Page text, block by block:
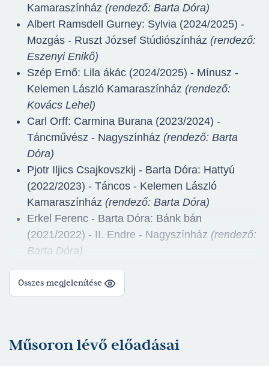
Kamaraszínház (rendező: Barta Dóra)
Albert Ramsdell Gurney: Sylvia (2024/2025) -
Mozgás - Ruszt József Stúdiószínház (rendező:
Eszenyi Enikő)
Szép Ernő: Lila ákác (2024/2025) - Mínusz -
Kelemen László Kamaraszínház (rendező:
Kovács Lehel)
Carl Orff: Carmina Burana (2023/2024) -
Táncművész - Nagyszínház (rendező: Barta
Dóra)
Pjotr Iljics Csajkovszkij - Barta Dóra: Hattyú
(2022/2023) - Táncos - Kelemen László
Kamaraszínház (rendező: Barta Dóra)
Erkel Ferenc - Barta Dóra: Bánk bán
(2021/2022) - II. Endre - Nagyszínház (rendező:
Barta Dóra)
LOTUS Projekt (2021/2022) - Táncos -
Nagyszínház(rendező: Barta Dóra)
Lévay Sylvester - Michael Kunze: Elisabeth
William Shakespeare: Szentivánéji álom
Összes megjelenítése
Műsoron lévő előadásai